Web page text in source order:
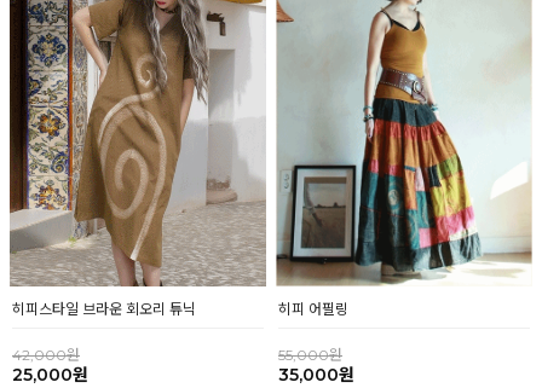
히피스타일 브라운 회오리 튜닉
42,000원
25,000원
히피 어필링
55,000원
35,000원